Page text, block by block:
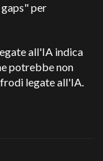
per
all'IA indica
potrebbe non
legate all'IA.